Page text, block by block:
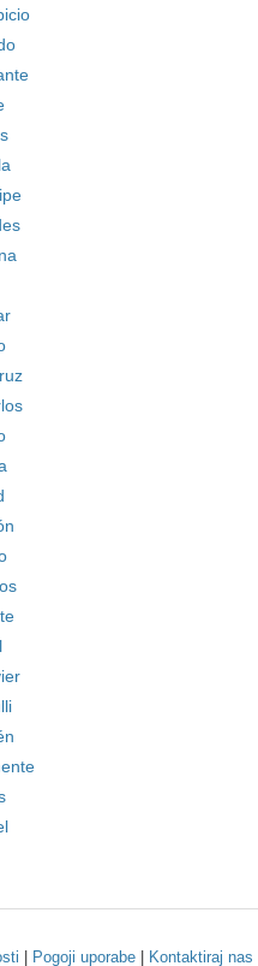
Pogoji uporabe| Kontaktiraj nas